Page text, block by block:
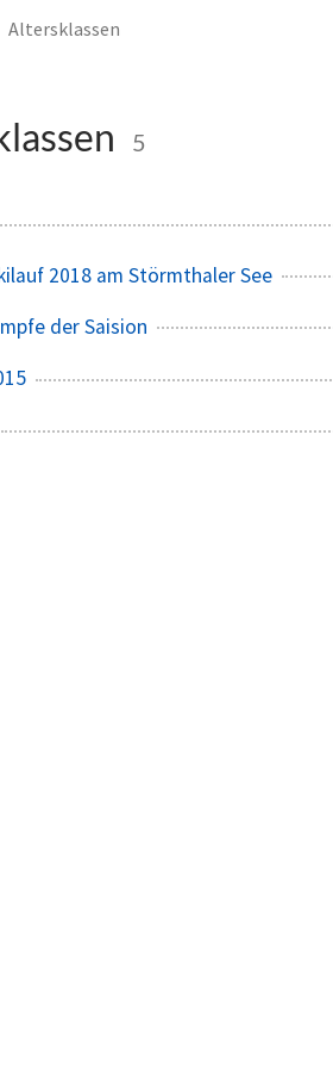
Altersklassen
5
2018 am Störmthaler See
der Saision